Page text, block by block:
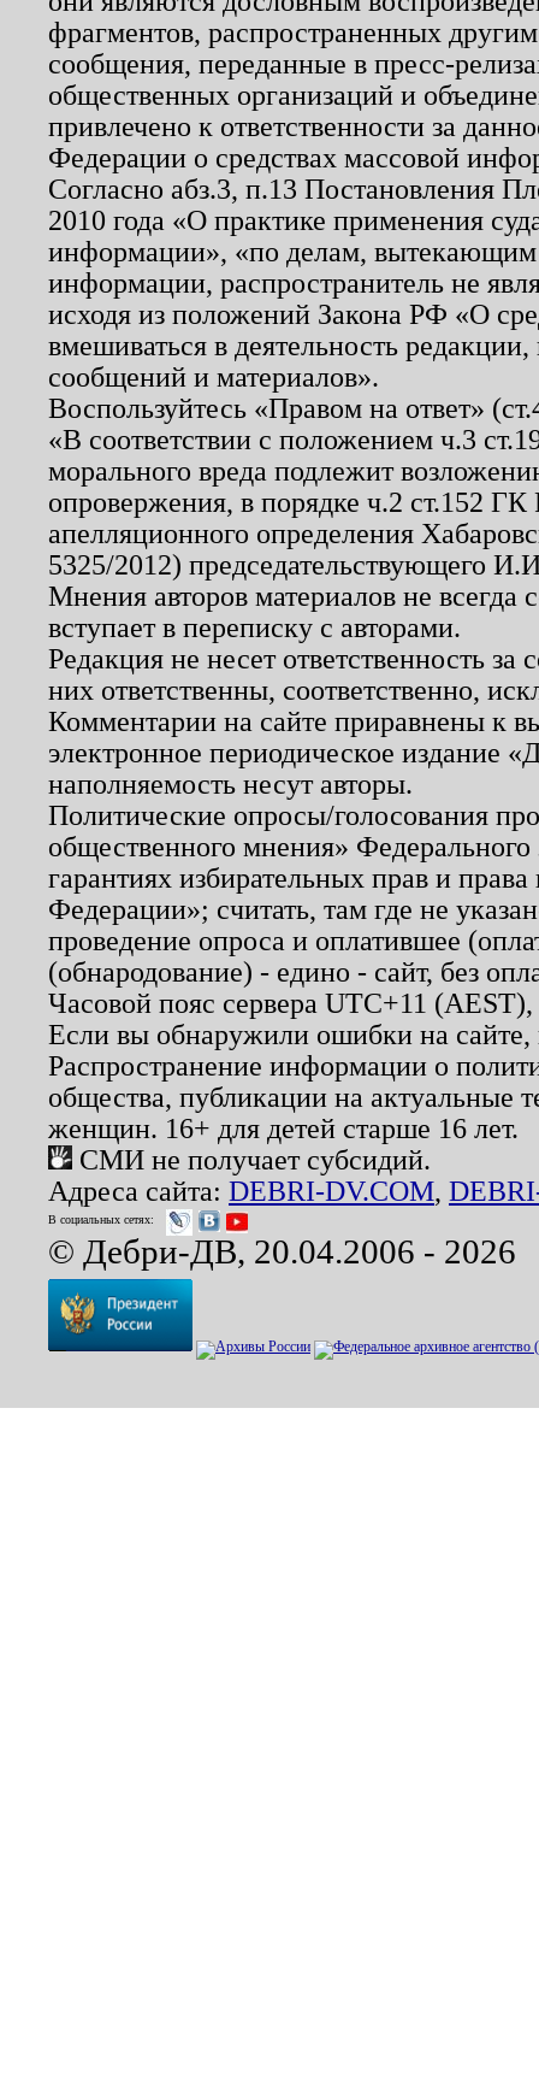
фрагментов, распространенных
сообщения, переданные в пресс-
общественных организаций и
привлечено к ответственности за
Федерации о средствах массовой
Согласно абз.3, п.13 Постановления
2010 года «О практике применения
информации», «по делам, вытекающим
информации, распространитель не
исходя из положений Закона РФ «О
вмешиваться в деятельность
сообщений и материалов».
Воспользуйтесь «Правом на ответ»
«В соответствии с положением ч.3
морального вреда подлежит
опровержения, в порядке ч.2 ст.152
апелляционного определения
5325/2012) председательствующего
Мнения авторов материалов не
вступает в переписку с авторами.
Редакция не несет ответственность
них ответственны, соответственно,
Комментарии на сайте приравнены к
электронное периодическое издание
наполняемость несут авторы.
Политические опросы/голосования
общественного мнения»
гарантиях избирательных прав и
Федерации»; считать, там где не
проведение опроса и оплатившее
(обнародование) - едино - сайт, без
Часовой пояс сервера UTC+11
Если вы обнаружили ошибки на
Распространение информации о
общества, публикации на актуальные
женщин. 16+ для детей старше 16 лет.
СМИ не получает субсидий.
Адреса сайта: DEBRI-DV.COM,
В социальных сетях:
© Дебри-ДВ, 20.04.2006 - 2026